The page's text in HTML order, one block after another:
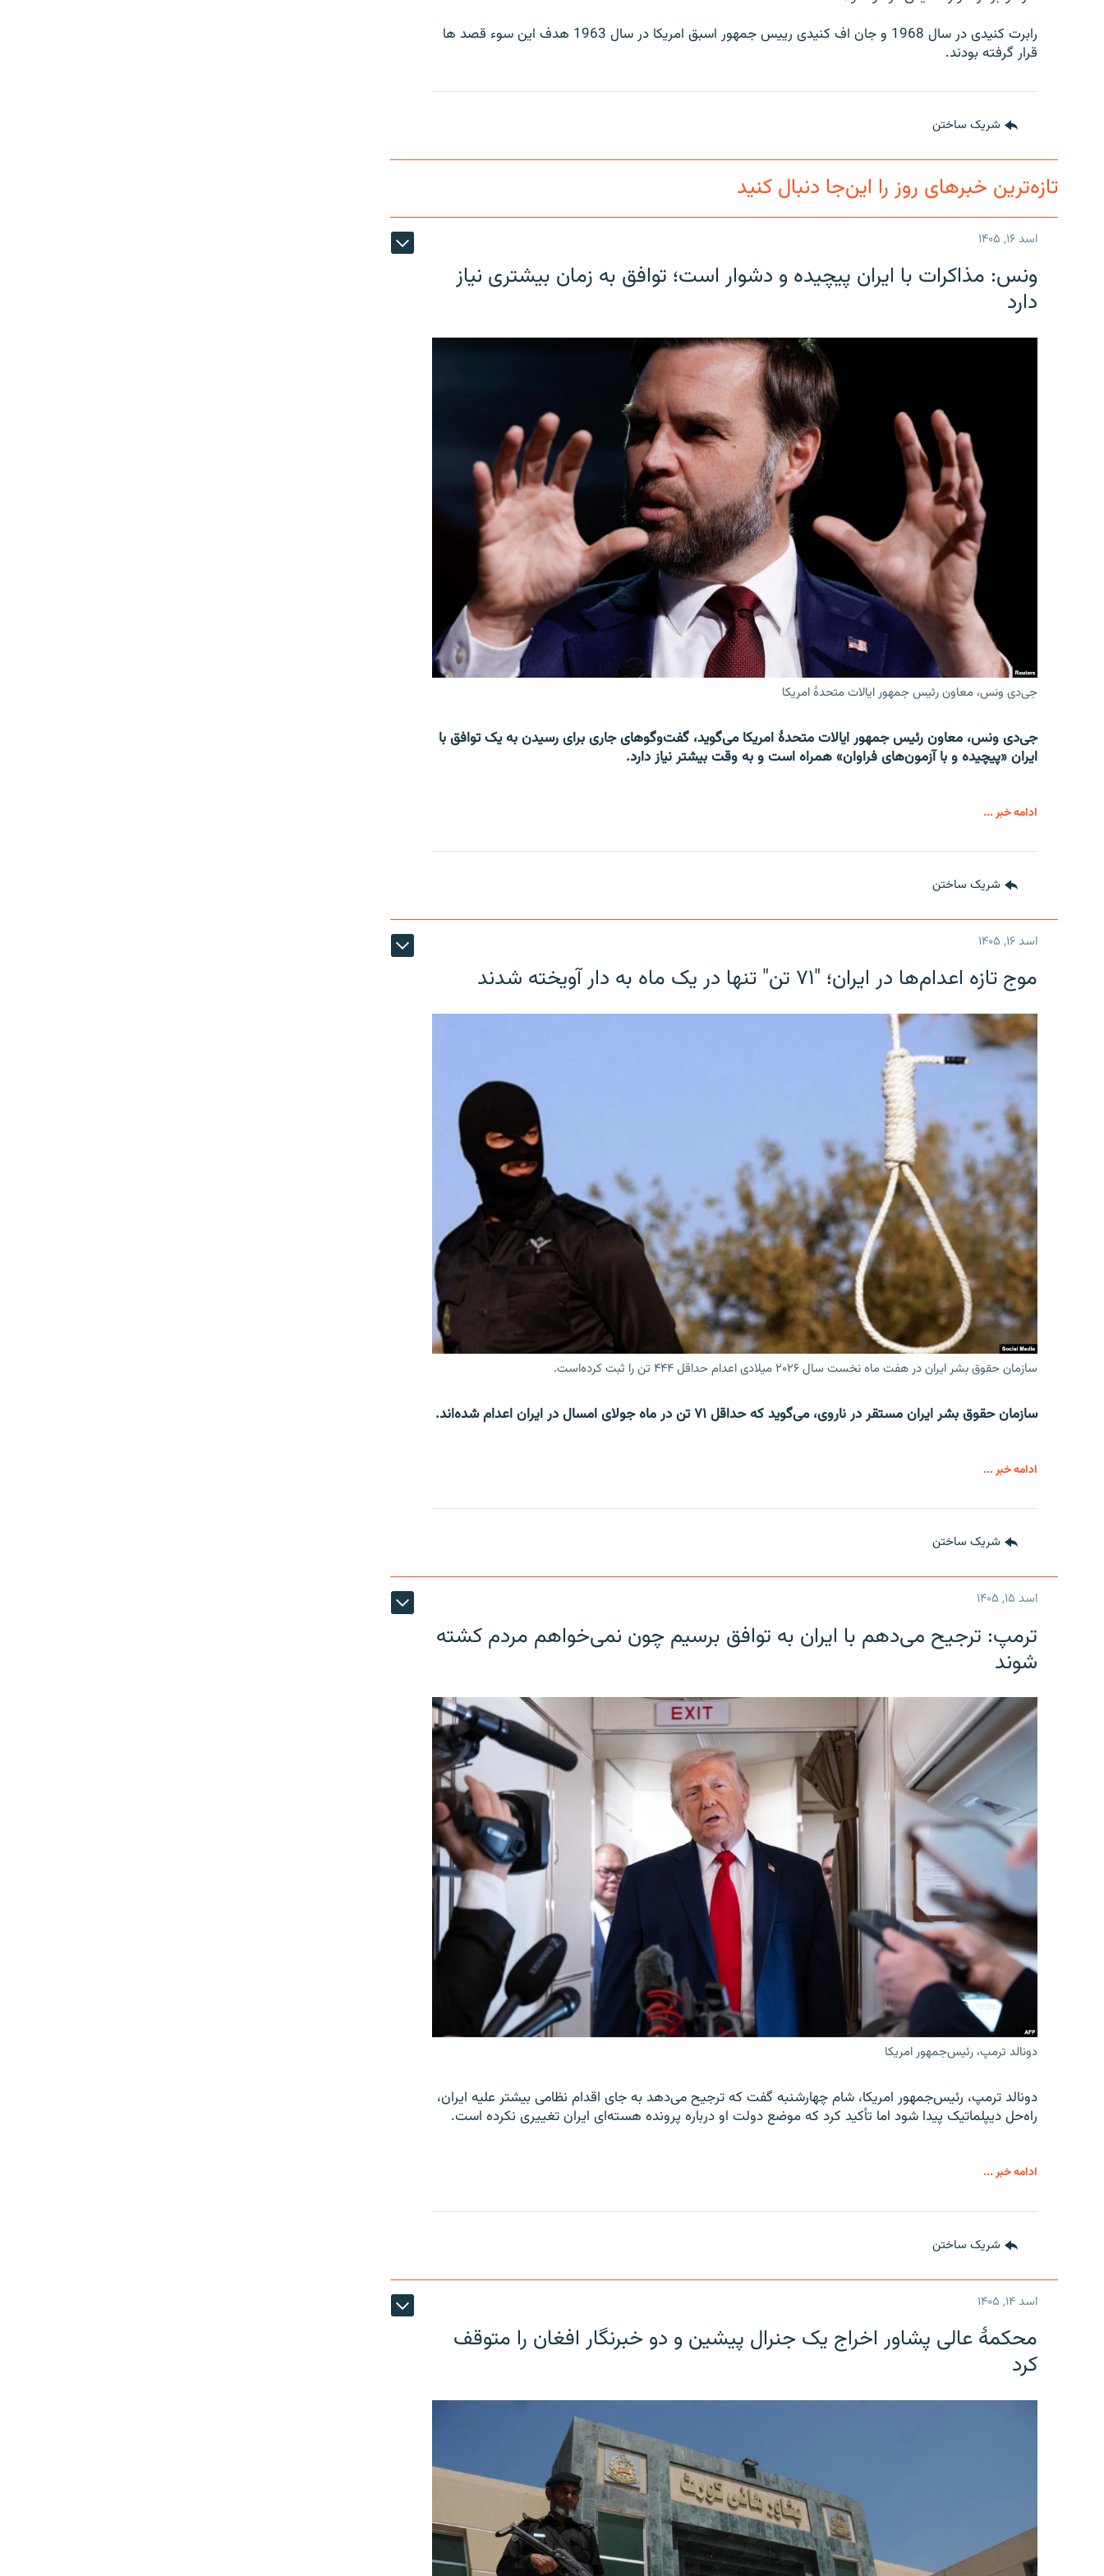
رابرت کنیدی در سال 1968 و جان اف کنیدی رییس جمهور اسبق امریکا در سال 1963 هدف این سوء قصد ها
قرار گرفته بودند.
شریک ساختن
تازه‌ترین خبرهای روز را این‌جا دنبال کنید
اسد ۱۶, ۱۴۰۵
ونس: مذاکرات با ایران پیچیده و دشوار است؛ توافق به زمان بیشتری نیاز
دارد
جی‌دی ونس، معاون رئیس جمهور ایالات متحدۀ امریکا
جی‌دی ونس، معاون رئیس جمهور ایالات متحدۀ امریکا می‌گوید، گفت‌وگوهای جاری برای رسیدن به یک توافق با
ایران «پیچیده و با آزمون‌های فراوان» همراه است و به وقت بیشتر نیاز دارد.
ادامه خبر ...
شریک ساختن
اسد ۱۶, ۱۴۰۵
موج تازه اعدام‌ها در ایران؛ "۷۱ تن" تنها در یک ماه به دار آویخته شدند
سازمان حقوق بشر ایران در هفت ماه نخست سال ۲۰۲۶ میلادی اعدام حداقل ۴۴۴ تن را ثبت کرده‌است.
سازمان حقوق بشر ایران مستقر در ناروی، می‌گوید که حداقل ۷۱ تن در ماه جولای امسال در ایران اعدام شده‌اند.
ادامه خبر ...
شریک ساختن
اسد ۱۵, ۱۴۰۵
ترمپ: ترجیح می‌دهم با ایران به توافق برسیم چون نمی‌خواهم مردم کشته
شوند
دونالد ترمپ، رئیس‌جمهور امریکا
دونالد ترمپ، رئیس‌جمهور امریکا، شام چهارشنبه گفت که ترجیح می‌دهد به جای اقدام نظامی بیشتر علیه ایران،
راه‌حل دیپلماتیک پیدا شود اما تأکید کرد که موضع دولت او درباره پرونده هسته‌ای ایران تغییری نکرده است.
ادامه خبر ...
شریک ساختن
اسد ۱۴, ۱۴۰۵
محکمۀ عالی پشاور اخراج یک جنرال پیشین و دو خبرنگار افغان را متوقف
کرد